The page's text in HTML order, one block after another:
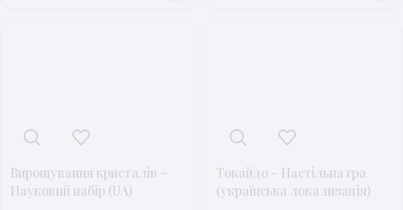
Вирощування кристалів –
Науковий набір (UA)
Токайдо – Настільна гра
(українська локализація)